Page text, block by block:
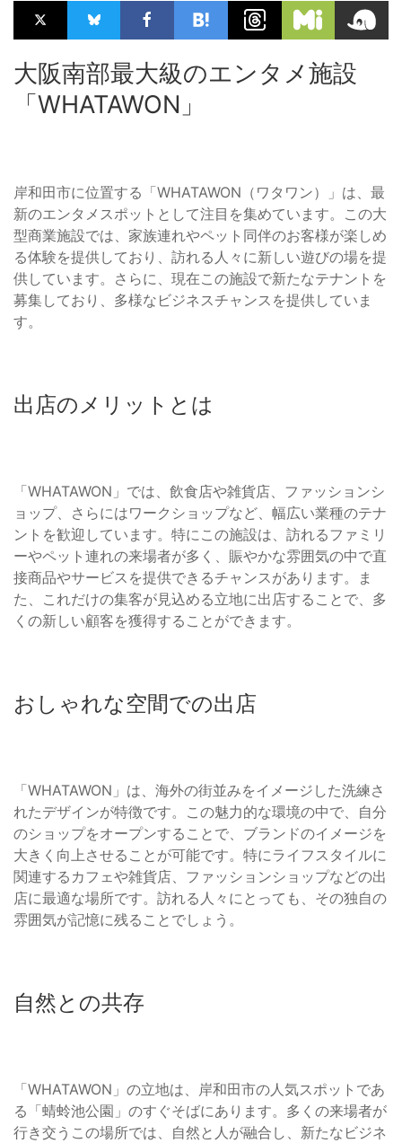
大阪南部最大級のエンタメ施設
「WHATAWON」
岸和田市に位置する「WHATAWON（ワタワン）」は、最
新のエンタメスポットとして注目を集めています。この大
型商業施設では、家族連れやペット同伴のお客様が楽しめ
る体験を提供しており、訪れる人々に新しい遊びの場を提
供しています。さらに、現在この施設で新たなテナントを
募集しており、多様なビジネスチャンスを提供していま
す。
出店のメリットとは
「WHATAWON」では、飲食店や雑貨店、ファッションシ
ョップ、さらにはワークショップなど、幅広い業種のテナ
ントを歓迎しています。特にこの施設は、訪れるファミリ
ーやペット連れの来場者が多く、賑やかな雰囲気の中で直
接商品やサービスを提供できるチャンスがあります。ま
た、これだけの集客が見込める立地に出店することで、多
くの新しい顧客を獲得することができます。
おしゃれな空間での出店
「WHATAWON」は、海外の街並みをイメージした洗練さ
れたデザインが特徴です。この魅力的な環境の中で、自分
のショップをオープンすることで、ブランドのイメージを
大きく向上させることが可能です。特にライフスタイルに
関連するカフェや雑貨店、ファッションショップなどの出
店に最適な場所です。訪れる人々にとっても、その独自の
雰囲気が記憶に残ることでしょう。
自然との共存
「WHATAWON」の立地は、岸和田市の人気スポットであ
る「蜻蛉池公園」のすぐそばにあります。多くの来場者が
行き交うこの場所では、自然と人が融合し、新たなビジネ